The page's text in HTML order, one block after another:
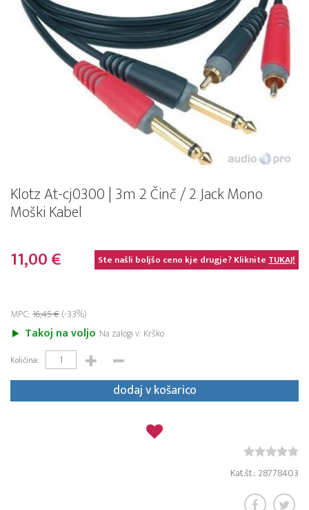
Klotz At-cj0300 | 3m 2 Činč / 2 Jack Mono
Moški Kabel
11,00 € Ste našli boljšo ceno kje drugje? KlikniteTUKAJ!
MPC:16,45 €(-33%)
Takoj na voljo Na zalogi v: Krško
Količina:
dodaj v košarico
Kat.št.: 28778403